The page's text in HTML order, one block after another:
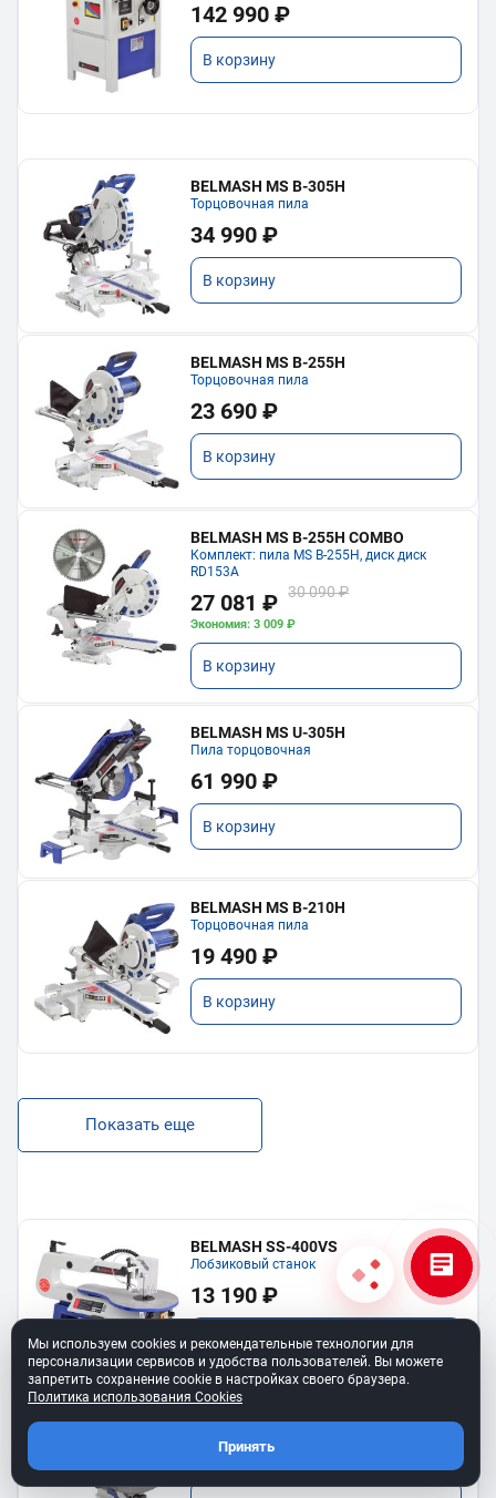
142 990 ₽
В корзину
BELMASH MS B-305H
Торцовочная пила
34 990 ₽
В корзину
BELMASH MS B-255H
Торцовочная пила
23 690 ₽
В корзину
BELMASH MS B-255H COMBO
Комплект: пила MS B-255H, диск диск
RD153A
27 081 ₽ 30 090 ₽
Экономия: 3 009 ₽
В корзину
BELMASH MS U-305H
Пила торцовочная
61 990 ₽
В корзину
BELMASH MS B-210H
Торцовочная пила
19 490 ₽
В корзину
Показать еще
BELMASH SS-400VS
Лобзиковый станок
13 190 ₽
В корзину
Станок лобзиковый BELMASH SS-
530VSP
34 990 ₽
Мы используем cookies и рекомендательные технологии для
персонализации сервисов и удобства пользователей. Вы можете
запретить сохранение cookie в настройках своего браузера.
Политика использования Cookies
Принять